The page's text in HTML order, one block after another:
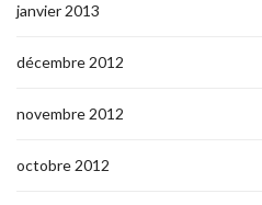
janvier 2013
décembre 2012
novembre 2012
octobre 2012